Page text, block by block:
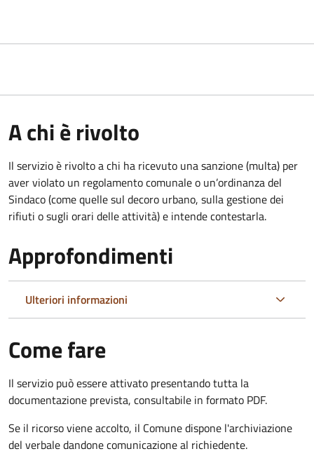
A chi è rivolto
Il servizio è rivolto a chi ha ricevuto una sanzione (multa) per
aver violato un regolamento comunale o un’ordinanza del
Sindaco (come quelle sul decoro urbano, sulla gestione dei
rifiuti o sugli orari delle attività) e intende contestarla.
Approfondimenti
Ulteriori informazioni
Come fare
Il servizio può essere attivato presentando tutta la
documentazione prevista, consultabile in formato PDF.
Se il ricorso viene accolto, il Comune dispone l'archiviazione
del verbale dandone comunicazione al richiedente.